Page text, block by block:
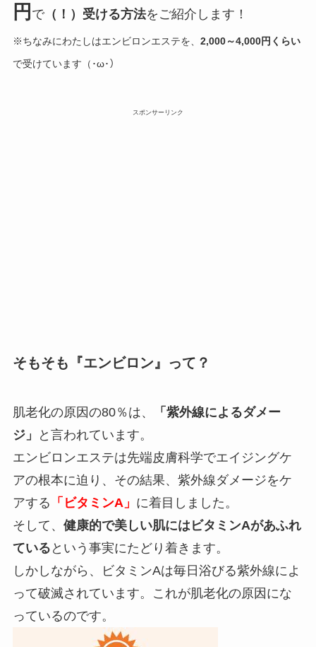
円 で（！） 受ける方法をご紹介します！
※ちなみにわたしはエンビロンエステを、 2,000～4,000円くらい
で受けています（･ω･）
スポンサーリンク
そもそも『エンビロン』って？
肌老化の原因の80％は、
「紫外線によるダメー
ジ」
と言われています。
エンビロンエステは先端皮膚科学でエイジングケ
アの根本に迫り、その結果、紫外線ダメージをケ
アする 「ビタミンA」 に着目しました。
そして、 健康的で美しい肌にはビタミンAがあふれ
ている という事実にたどり着きます。
しかしながら、ビタミンAは毎日浴びる紫外線によ
って破滅されています。これが肌老化の原因にな
っているのです。